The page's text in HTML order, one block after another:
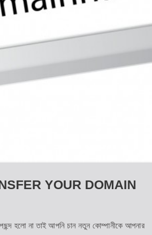
YOUR DOMAIN
হলো না তাই আপনি চান নতুন কোম্পানীকে আপনার